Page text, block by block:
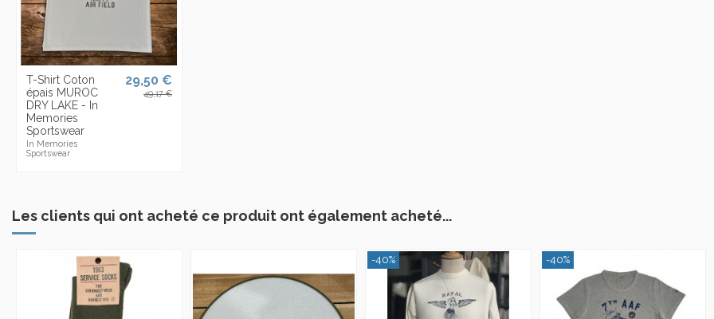
T-Shirt Coton
épais MUROC
DRY LAKE - In
Memories
Sportswear
In Memories
Sportswear
29,50 €
49,17 €
Les clients qui ont acheté ce produit ont également acheté...
-40% -40%